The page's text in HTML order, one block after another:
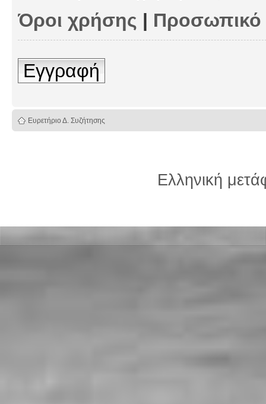
Όροι χρήσης |
Εγγραφή
Ευρετήριο Δ. Συζήτησης
Ελληνική